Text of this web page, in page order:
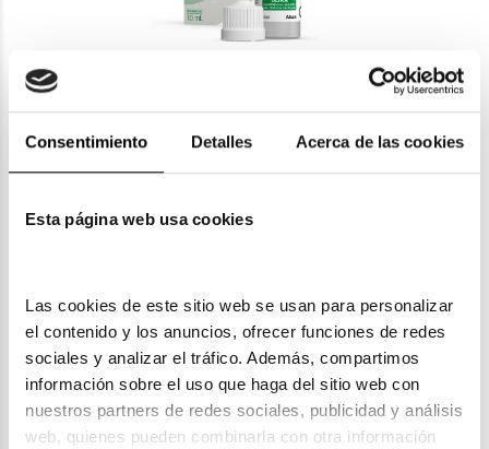
Consentimiento Detalles Acerca de las cookies
Esta página web usa cookies
Las cookies de este sitio web se usan para personalizar
el contenido y los anuncios, ofrecer funciones de redes
sociales y analizar el tráfico. Además, compartimos
información sobre el uso que haga del sitio web con
nuestros partners de redes sociales, publicidad y análisis
web, quienes pueden combinarla con otra información
Systane
SYSTANE ULTRA 10 ML.
12,00€
En Stock